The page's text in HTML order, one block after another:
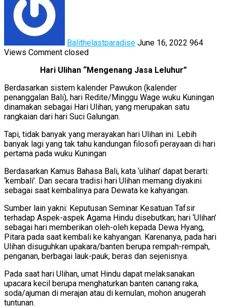
Balithelastparadise June 16, 2022 964
Views Comment closed
Hari Ulihan “Mengenang Jasa Leluhur”
Berdasarkan sistem kalender Pawukon (kalender
penanggalan Bali), hari Redite/Minggu Wage wuku Kuningan
dinamakan sebagai Hari Ulihan, yang merupakan satu
rangkaian dari hari Suci Galungan.
Tapi, tidak banyak yang merayakan hari Ulihan ini. Lebih
banyak lagi yang tak tahu kandungan filosofi perayaan di hari
pertama pada wuku Kuningan
Berdasarkan Kamus Bahasa Bali, kata ‘ulihan’ dapat berarti:
‘kembali’. Dan secara tradisi hari Ulihan memang diyakini
sebagai saat kembalinya para Dewata ke kahyangan.
Sumber lain yakni: Keputusan Seminar Kesatuan Tafsir
terhadap Aspek-aspek Agama Hindu disebutkan; hari ‘Ulihan’
sebagai hari memberikan oleh-oleh kepada Dewa Hyang,
Pitara pada saat kembali ke kahyangan. Karenanya, pada hari
Ulihan disuguhkan upakara/banten berupa rempah-rempah,
penganan, berbagai lauk-pauk, beras dan sejenisnya.
Pada saat hari Ulihan, umat Hindu dapat melaksanakan
upacara kecil berupa menghaturkan banten canang raka,
soda/ajuman di merajan atau di kemulan, mohon anugerah
tuntunan.